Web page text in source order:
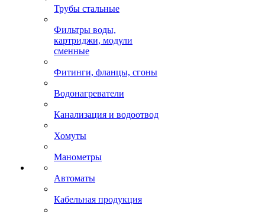
Трубы стальные
Фильтры воды,
картриджи, модули
сменные
Фитинги, фланцы, сгоны
Водонагреватели
Канализация и водоотвод
Хомуты
Манометры
Автоматы
Кабельная продукция